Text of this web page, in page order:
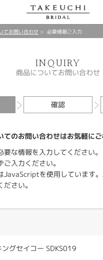
てお問い合わせ 必要情報ご入力
INQUIRY
商品についてお問い合わせ
確認
てのお問い合わせはお気軽に
要な情報を入力してください
入力ください。
JavaScriptを使用しています
さい。
ングセイコー SDKS019